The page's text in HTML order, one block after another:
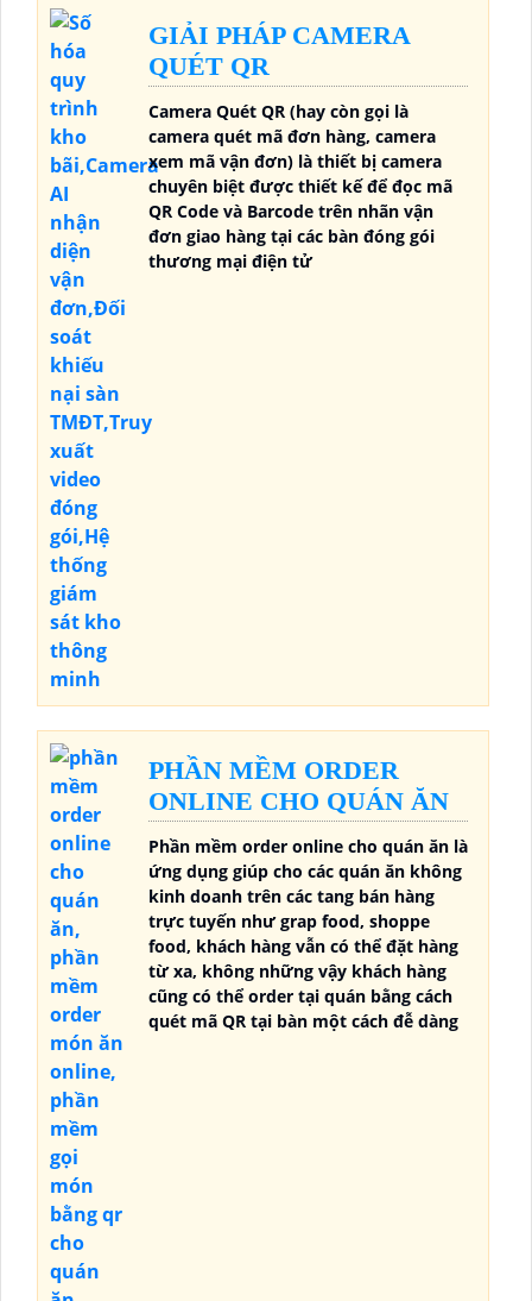
GIẢI PHÁP CAMERA
QUÉT QR
Camera Quét QR (hay còn gọi là
camera quét mã đơn hàng, camera
xem mã vận đơn) là thiết bị camera
chuyên biệt được thiết kế để đọc mã
QR Code và Barcode trên nhãn vận
đơn giao hàng tại các bàn đóng gói
thương mại điện tử
PHẦN MỀM ORDER
ONLINE CHO QUÁN ĂN
Phần mềm order online cho quán ăn là
ứng dụng giúp cho các quán ăn không
kinh doanh trên các tang bán hàng
trực tuyến như grap food, shoppe
food, khách hàng vẫn có thể đặt hàng
từ xa, không những vậy khách hàng
cũng có thể order tại quán bằng cách
quét mã QR tại bàn một cách đễ dàng